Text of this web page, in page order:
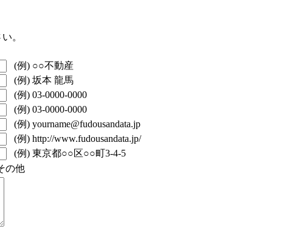
。
(例) ○○不動産
(例) 坂本 龍馬
(例) 03-0000-0000
(例) 03-0000-0000
(例) yourname@fudousandata.jp
(例) http://www.fudousandata.jp/
(例) 東京都○○区○○町3-4-5
の他